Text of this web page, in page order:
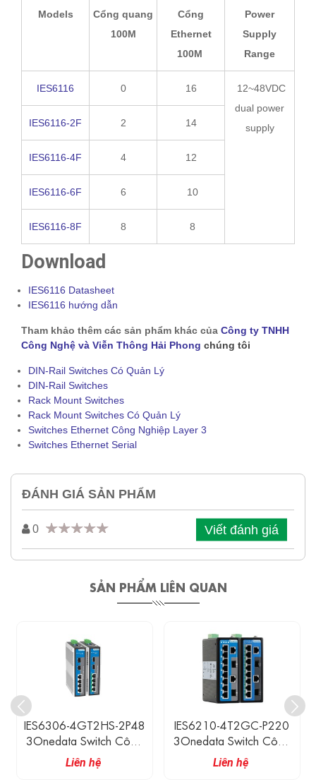
Models
Cổng quang
100M
Cổng
Ethernet
100M
Power
Supply
Range
IES6116 0 16
12~48VDC
dual power
supply
IES6116-2F 2 14
IES6116-4F 4 12
IES6116-6F 6 10
IES6116-8F 8 8
Download
IES6116 Datasheet
IES6116 hướng dẫn
Tham khảo thêm các sản phẩm khác của Công ty TNHH
Công Nghệ và Viễn Thông Hải Phong chúng tôi
DIN-Rail Switches Có Quản Lý
DIN-Rail Switches
Rack Mount Switches
Rack Mount Switches Có Quản Lý
Switches Ethernet Công Nghiệp Layer 3
Switches Ethernet Serial
ĐÁNH GIÁ SẢN PHẨM
0 Viết đánh giá
SẢN PHẨM LIÊN QUAN
IES6306-4GT2HS-2P48
3Onedata Switch Công
Nghiệp 4 Cổng 1G
Ethernet, 2 Cổng 2.5G
Liên hệ
IES6210-4T2GC-P220
3Onedata Switch Công
Nghiệp 2 Cổng Combo
Gigabit, 4 Cổng Ethernet
Liên hệ